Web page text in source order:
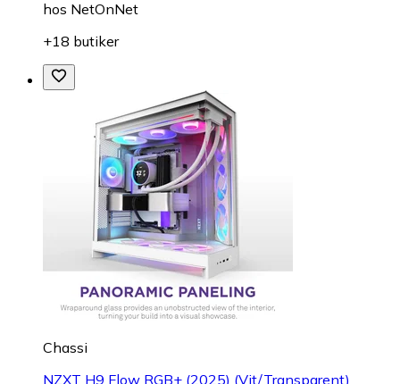
hos NetOnNet
+18 butiker
Chassi
NZXT H9 Flow RGB+ (2025) (Vit/Transparent)